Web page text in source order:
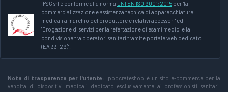
IPSG srl è conforme alla norma UNI EN ISO 9001:2015 per "la
commercializzazione e assistenza tecnica di apparecchiature
medicali a marchio del produttore e relativi accessori" ed
"Erogazione di servizi per la refertazione di esami medici e la
condivisione tra operatori sanitari tramite portale web dedicato.
(EA 33, 29)".
Nota di trasparenza per l'utente: Ippocrateshop è un sito e-commerce per la
vendita di dispositivi medicali dedicato esclusivamente ai professionisti sanitari.